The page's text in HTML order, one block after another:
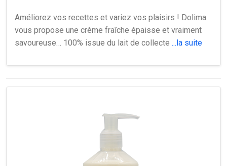
Améliorez vos recettes et variez vos plaisirs ! Dolima
vous propose une crème fraîche épaisse et vraiment
savoureuse… 100% issue du lait de collecte ...la suite